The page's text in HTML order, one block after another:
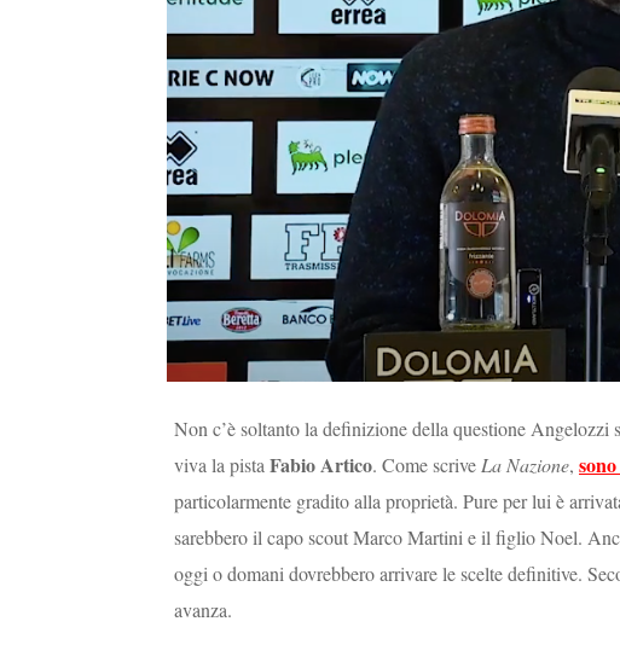
Non c’è soltanto la definizione della questione
viva la pista FabioArtico. Come scrive La Nazione,
particolarmente gradito alla proprietà. Pure per lui è
sarebbero il capo scout Marco Martini e il figlio Noel.
oggi o domani dovrebbero arrivare le scelte definitive.
avanza.